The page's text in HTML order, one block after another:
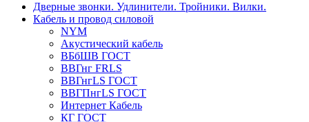
Дверные звонки. Удлинители. Тройники. Вилки.
Кабель и провод силовой
NYM
Акустический кабель
ВБбШВ ГОСТ
ВВГнг FRLS
ВВГнгLS ГОСТ
ВВГПнгLS ГОСТ
Интернет Кабель
КГ ГОСТ